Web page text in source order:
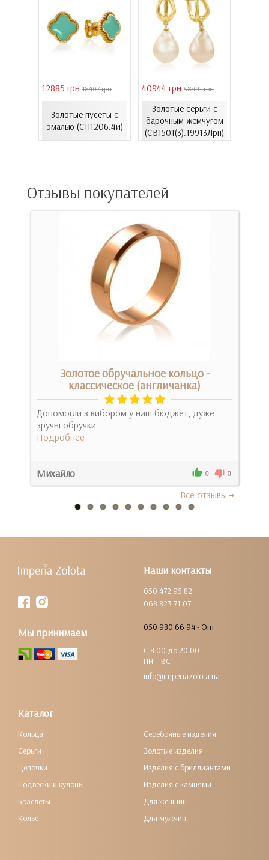
12885 грн 18407 грн
Золотые пусеты с
эмалью (СП1206.4и)
40944 грн 58491 грн
Золотые серьги с
барочным жемчугом
(СВ1501(3).19913Лрн)
Отзывы покупателей
Золотое обручальное кольцо -
классическое (англичанка)
Допомогли з вибором у наш бюджет, дуже
зручні обручки
Подробнее
Михайло 0 0
Все отзывы
Наши контакты
050 472 95 82
068 823 71 07
050 980 66 94 - Опт
С 8:00 до 20:00
ПН – ВС
info@imperiazolota.ua
Мы принимаем
Каталог
Кольца
Серьги
Цепочки
Подвески и кулоны
Браслеты
Колье
Серебряные изделия
Золотые изделия
Изделия с бриллиантами
Изделия с камнями
Для женщин
Для мужчин